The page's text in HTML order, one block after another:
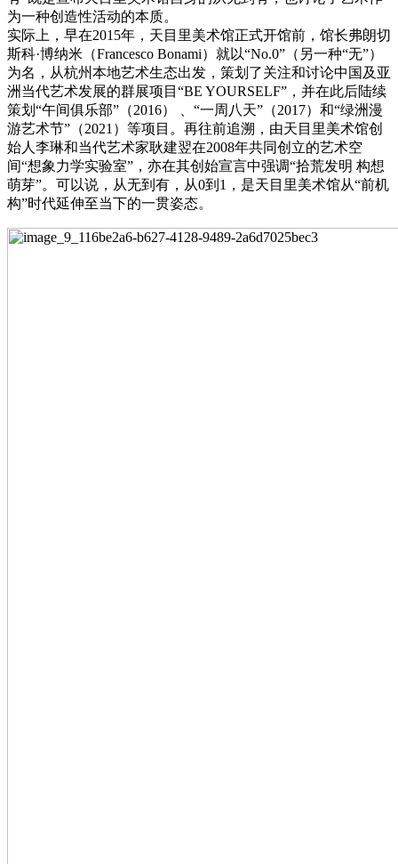
为一种创造性活动的本质。
实际上，早在2015年，天目里美术馆正式开馆前，馆长弗朗切
斯科·博纳米（Francesco Bonami）就以“No.0”（另一种“无”）
为名，从杭州本地艺术生态出发，策划了关注和讨论中国及亚
洲当代艺术发展的群展项目“BE YOURSELF”，并在此后陆续
策划“午间俱乐部”（2016） 、“一周八天”（2017）和“绿洲漫
游艺术节”（2021）等项目。再往前追溯，由天目里美术馆创
始人李琳和当代艺术家耿建翌在2008年共同创立的艺术空
间“想象力学实验室”，亦在其创始宣言中强调“拾荒发明 构想
萌芽”。可以说，从无到有，从0到1，是天目里美术馆从“前机
构”时代延伸至当下的一贯姿态。